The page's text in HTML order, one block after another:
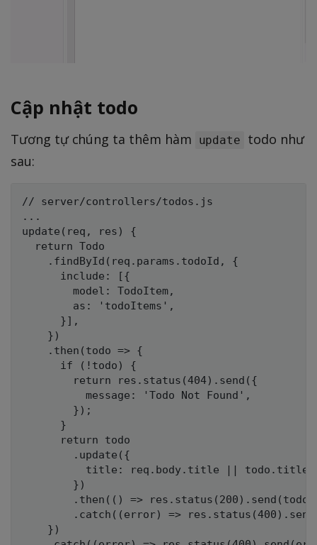
Cập nhật todo
Tương tự chúng ta thêm hàm update
todo như
sau:
// server/controllers/todos.js
...
update(req, res) {
  return Todo
    .findById(req.params.todoId, {
      include: [{
        model: TodoItem,
        as: 'todoItems',
      }],
    })
    .then(todo => {
      if (!todo) {
        return res.status(404).send({
          message: 'Todo Not Found',
        });
      }
      return todo
        .update({
          title: req.body.title || todo.title,
        })
.then(() =>
.catch((error) =>
    })